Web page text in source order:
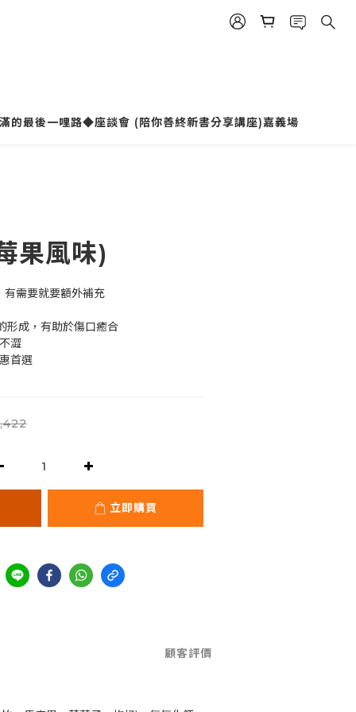
的最後一哩路◆座談會 (陪你善終新書分享講座)嘉義場
果風味)
有需要就要額外補充
形成，有助於傷口癒合
澀
首選
立即購買
顧客評價